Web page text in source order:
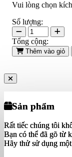
Sản phẩm
Rất tiếc chúng tôi
Bạn có thể đã gõ từ
Hãy thử sử dụng
Sản phẩm
Rất tiếc chúng tôi
Bạn có thể đã gõ từ
Hãy thử sử dụng
Vui lòng chọn
Số lượng:
Tổng cộng:
Thêm vào giỏ